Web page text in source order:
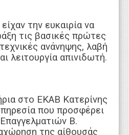
την ευκαιρία να
τις βασικές πρώτες
ανάνηψης, λαβή
λειτουργία απινιδωτή.
στο ΕΚΑΒ Κατερίνης
που προσφέρει
Β.
της αίθουσάς